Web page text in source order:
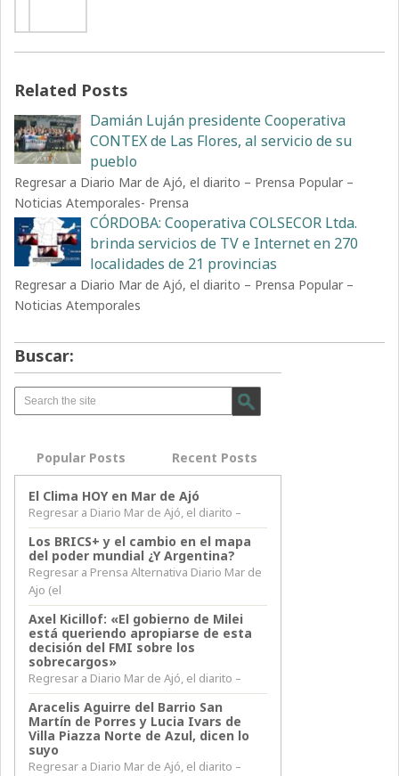
Related Posts
Damián Luján presidente Cooperativa
CONTEX de Las Flores, al servicio de su
pueblo
Regresar a Diario Mar de Ajó, el diarito – Prensa Popular –
Noticias Atemporales- Prensa
CÓRDOBA: Cooperativa COLSECOR Ltda.
brinda servicios de TV e Internet en 270
localidades de 21 provincias
Regresar a Diario Mar de Ajó, el diarito – Prensa Popular –
Noticias Atemporales
Buscar:
Popular Posts Recent Posts
El Clima HOY en Mar de Ajó
Regresar a Diario Mar de Ajó, el diarito –
Los BRICS+ y el cambio en el mapa
del poder mundial ¿Y Argentina?
Regresar a Prensa Alternativa Diario Mar de
Ajo (el
Axel Kicillof: «El gobierno de Milei
está queriendo apropiarse de esta
decisión del FMI sobre los
sobrecargos»
Regresar a Diario Mar de Ajó, el diarito –
Aracelis Aguirre del Barrio San
Martín de Porres y Lucia Ivars de
Villa Piazza Norte de Azul, dicen lo
suyo
Regresar a Diario Mar de Ajó, el diarito –